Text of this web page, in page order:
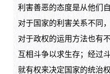
利害善恶的态度是从他们
对于国家的利害关系不同
对于政权的运用方法也有
互相斗争以求生存；经过
就有权来决定国家的统治